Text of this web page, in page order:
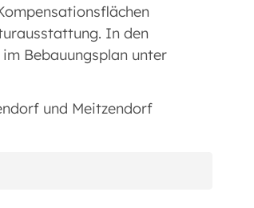
In den
Bebauungsplan unter
und Meitzendorf